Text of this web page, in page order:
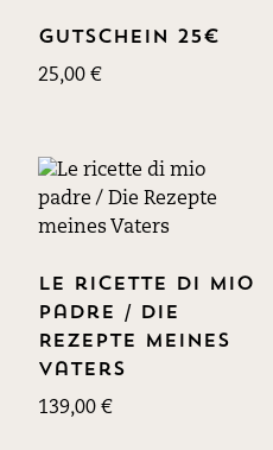
Gutschein 25€
25,00 €
Le ricette di mio
padre / Die
Rezepte meines
Vaters
139,00 €